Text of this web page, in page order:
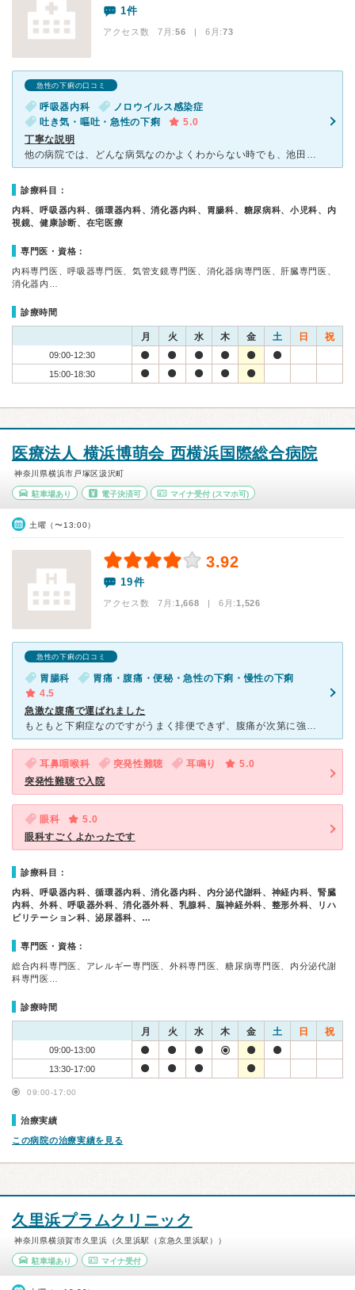
1件
アクセス数 7月:56 | 6月:73
急性の下痢の口コミ
呼吸器内科
ノロウイルス感染症
吐き気・嘔吐・急性の下痢
5.0
丁寧な説明
他の病院では、どんな病気なのかよくわからない時でも、池田医院にかかったことで解決したという人もいます。そして、先生は些細なことでも真摯な姿勢で話を聞いてくださり、患者が良く分かっていないと感じられたと
診療科目：
内科、呼吸器内科、循環器内科、消化器内科、胃腸科、糖尿病科、小児科、内
視鏡、健康診断、在宅医療
専門医・資格：
内科専門医、呼吸器専門医、気管支鏡専門医、消化器病専門医、肝臓専門医、
消化器内…
診療時間
月 火 水 木 金 土 日 祝
09:00-12:30
15:00-18:30
医療法人 横浜博萌会 西横浜国際総合病院
神奈川県横浜市戸塚区汲沢町
駐車場あり 電子決済可 マイナ受付 (スマホ可)
土曜（〜13:00）
3.92
19件
アクセス数 7月:1,668 | 6月:1,526
急性の下痢の口コミ
胃腸科
胃痛・腹痛・便秘・急性の下痢・慢性の下痢
4.5
急激な腹痛で運ばれました
もともと下痢症なのですがうまく排便できず、腹痛が次第に強くなっていきました。 いつものことだろうとを我慢していると 呼吸が荒くなり、過呼吸の状態になってしまいました。 初めて過呼吸になったの
耳鼻咽喉科 突発性難聴 耳鳴り
5.0
突発性難聴で入院
眼科
5.0
眼科すごくよかったです
診療科目：
内科、呼吸器内科、循環器内科、消化器内科、内分泌代謝科、神経内科、腎臓
内科、外科、呼吸器外科、消化器外科、乳腺科、脳神経外科、整形外科、リハ
ビリテーション科、泌尿器科、…
専門医・資格：
総合内科専門医、アレルギー専門医、外科専門医、糖尿病専門医、内分泌代謝
科専門医…
診療時間
月 火 水 木 金 土 日 祝
09:00-13:00
13:30-17:00
09:00-17:00
治療実績
この病院の治療実績を見る
久里浜プラムクリニック
神奈川県横須賀市久里浜（久里浜駅（京急久里浜駅））
駐車場あり マイナ受付